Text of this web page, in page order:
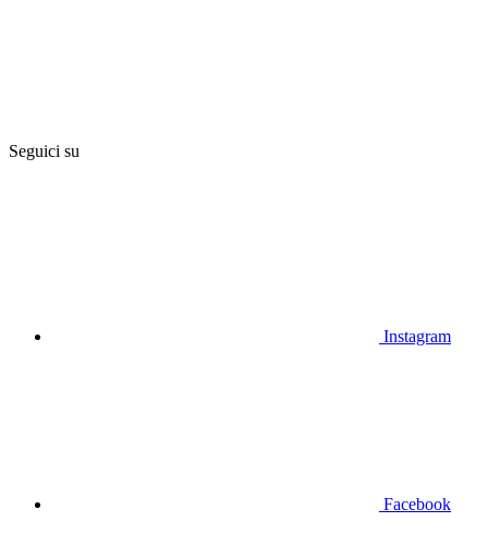
Seguici su
Instagram
Facebook